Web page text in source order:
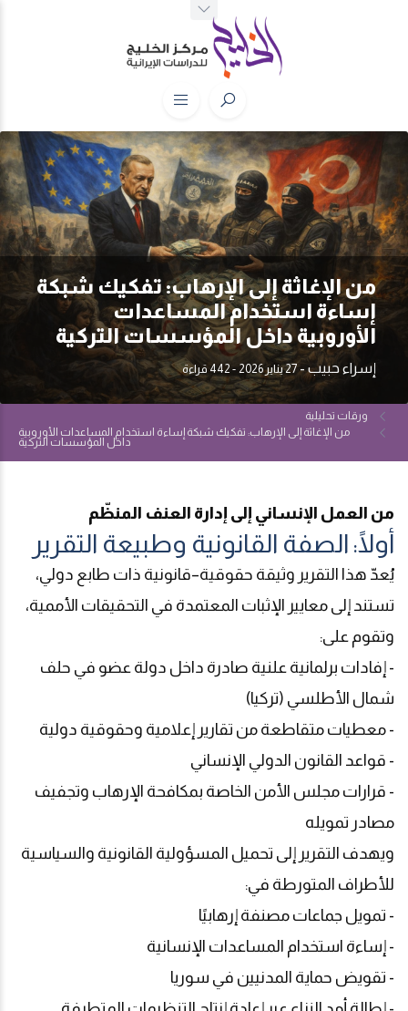
من الإغاثة إلى الإرهاب: تفكيك شبكة
إساءة استخدام المساعدات
الأوروبية داخل المؤسسات التركية
إسراء حبيب -27 يناير 2026 - 442 قراءة
ورقات تحليلية
من الإغاثة إلى الإرهاب: تفكيك شبكة إساءة استخدام المساعدات الأوروبية
داخل المؤسسات التركية
من العمل الإنساني إلى إدارة العنف المنظّم
أولًا: الصفة القانونية وطبيعة التقرير
يُعدّ هذا التقرير وثيقة حقوقية–قانونية ذات طابع دولي،
تستند إلى معايير الإثبات المعتمدة في التحقيقات الأممية،
وتقوم على:
- إفادات برلمانية علنية صادرة داخل دولة عضو في حلف
شمال الأطلسي (تركيا)
- معطيات متقاطعة من تقارير إعلامية وحقوقية دولية
- قواعد القانون الدولي الإنساني
- قرارات مجلس الأمن الخاصة بمكافحة الإرهاب وتجفيف
مصادر تمويله
ويهدف التقرير إلى تحميل المسؤولية القانونية والسياسية
للأطراف المتورطة في:
- تمويل جماعات مصنفة إرهابيًا
- إساءة استخدام المساعدات الإنسانية
- تقويض حماية المدنيين في سوريا